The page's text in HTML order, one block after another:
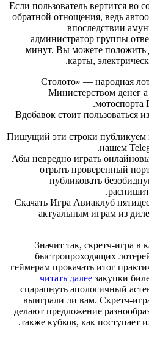
Если пользователь вертится во
обратной отнощения, ведь
впоследствии
администратор группы
минут. Вы можете положить
карты,
«Столото» — народная
Министерством денег
мотоспорта
Вдобавок стоит пользоваться
Пишущий эти строки публикуем
нашем
Абы невредно играть
отрыть проверенный
публиковать
Скачать Игра Авиаклуб
актуальным играм из
Значит так, скретч-игра
быстропроходящих
геймерам прокачать итог
читать далее закупки
сцарапнуть апологичный
выиграли ли вам. Скретч-
делают предложение
также кубков, как поступает